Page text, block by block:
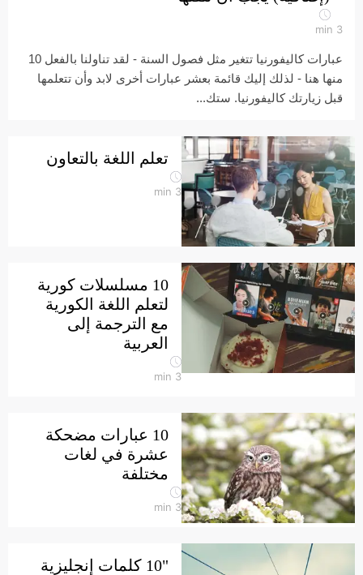
3
min
عبارات كاليفورنيا تتغير مثل فصول السنة - لقد تناولنا بالفعل 10
منها هنا - لذلك إليك قائمة بعشر عبارات أخرى لابد وأن تتعلمها
قبل زيارتك كاليفورنيا. ستك...
تعلم اللغة بالتعاون
3
min
10 مسلسلات كورية
لتعلم اللغة الكورية
مع الترجمة إلى
العربية
3
min
10 عبارات مضحكة
عشرة في لغات
مختلفة
3
min
"10 كلمات إنجليزية